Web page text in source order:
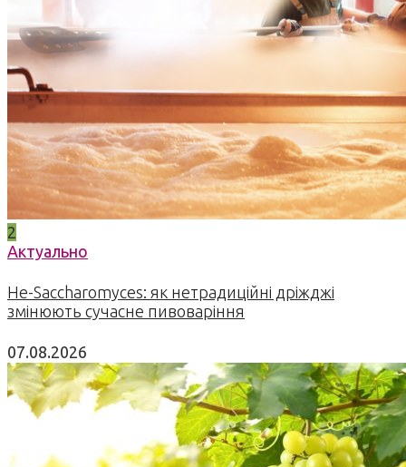
2
Актуально
Не-Saccharomyces: як нетрадиційні дріжджі
змінюють сучасне пивоваріння
07.08.2026